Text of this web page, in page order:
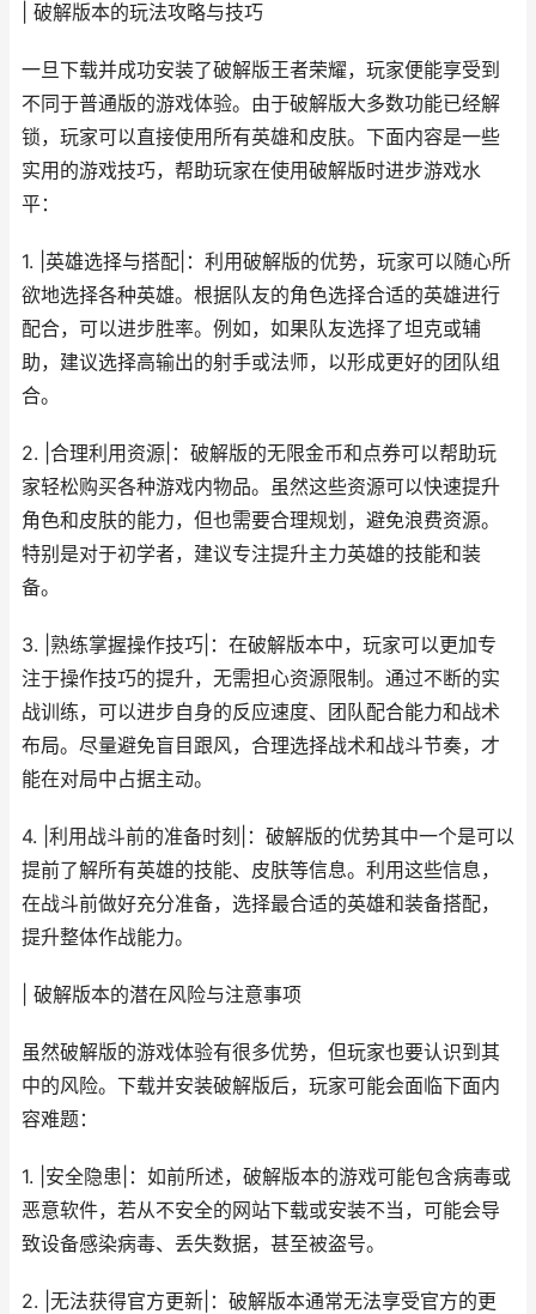
| 破解版本的玩法攻略与技巧
一旦下载并成功安装了破解版王者荣耀，玩家便能享受到
不同于普通版的游戏体验。由于破解版大多数功能已经解
锁，玩家可以直接使用所有英雄和皮肤。下面内容是一些
实用的游戏技巧，帮助玩家在使用破解版时进步游戏水
平：
1. |英雄选择与搭配|：利用破解版的优势，玩家可以随心所
欲地选择各种英雄。根据队友的角色选择合适的英雄进行
配合，可以进步胜率。例如，如果队友选择了坦克或辅
助，建议选择高输出的射手或法师，以形成更好的团队组
合。
2. |合理利用资源|：破解版的无限金币和点券可以帮助玩
家轻松购买各种游戏内物品。虽然这些资源可以快速提升
角色和皮肤的能力，但也需要合理规划，避免浪费资源。
特别是对于初学者，建议专注提升主力英雄的技能和装
备。
3. |熟练掌握操作技巧|：在破解版本中，玩家可以更加专
注于操作技巧的提升，无需担心资源限制。通过不断的实
战训练，可以进步自身的反应速度、团队配合能力和战术
布局。尽量避免盲目跟风，合理选择战术和战斗节奏，才
能在对局中占据主动。
4. |利用战斗前的准备时刻|：破解版的优势其中一个是可以
提前了解所有英雄的技能、皮肤等信息。利用这些信息，
在战斗前做好充分准备，选择最合适的英雄和装备搭配，
提升整体作战能力。
| 破解版本的潜在风险与注意事项
虽然破解版的游戏体验有很多优势，但玩家也要认识到其
中的风险。下载并安装破解版后，玩家可能会面临下面内
容难题：
1. |安全隐患|：如前所述，破解版本的游戏可能包含病毒或
恶意软件，若从不安全的网站下载或安装不当，可能会导
致设备感染病毒、丢失数据，甚至被盗号。
2. |无法获得官方更新|：破解版本通常无法享受官方的更